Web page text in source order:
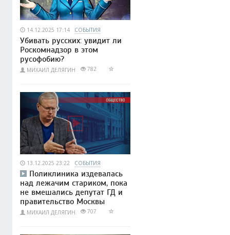
14.12.2025 17:14 СОБЫТИЯ
Убивать русских: увидит ли
Роскомнадзор в этом
русофобию?
МИХАИЛ ДЕЛЯГИН 782
13.12.2025 23:22 СОБЫТИЯ
Поликлиника издевалась
над лежачим стариком, пока
не вмешались депутат ГД и
правительство Москвы
МИХАИЛ ДЕЛЯГИН 707